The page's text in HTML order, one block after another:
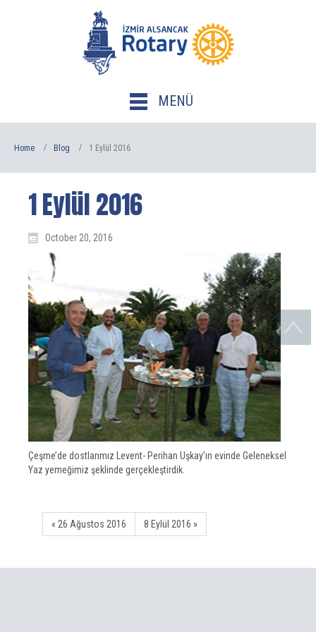
MENÜ
Home Blog 1 Eylül 2016
1 Eylül 2016
October 20, 2016
Çeşme’de dostlarımız Levent- Perihan Uşkay’ın evinde Geleneksel
Yaz yemeğimiz şeklinde gerçekleştirdik.
« 26 Ağustos 2016 8 Eylül 2016 »